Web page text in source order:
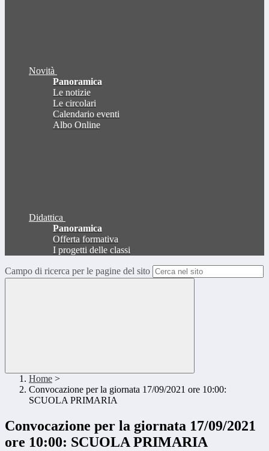
Novità
Panoramica
Le notizie
Le circolari
Calendario eventi
Albo Online
Didattica
Panoramica
Offerta formativa
I progetti delle classi
Campo di ricerca per le pagine del sito
Home >
Convocazione per la giornata 17/09/2021 ore 10:00:
SCUOLA PRIMARIA
Convocazione per la giornata 17/09/2021
ore 10:00: SCUOLA PRIMARIA